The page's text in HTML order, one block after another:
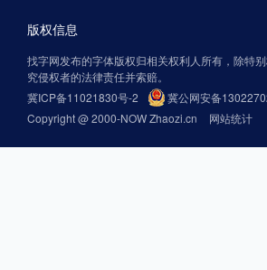
版权信息
找字网发布的字体版权归相关权利人所有，除特
究侵权者的法律责任并索赔。
冀ICP备11021830号-2
冀公网安备
Copyright @ 2000-NOW Zhaozi.cn
网站统计